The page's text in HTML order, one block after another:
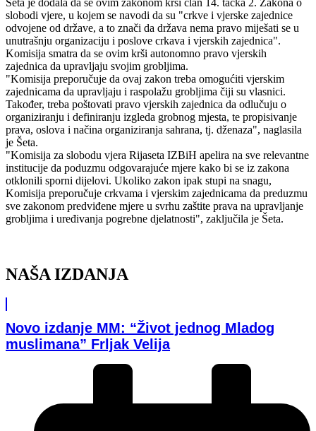
slobodi vjere, u kojem se navodi da su "crkve i vjerske zajednice
odvojene od države, a to znači da država nema pravo miješati se u
unutrašnju organizaciju i poslove crkava i vjerskih zajednica".
Komisija smatra da se ovim krši autonomno pravo vjerskih
zajednica da upravljaju svojim grobljima.
"Komisija preporučuje da ovaj zakon treba omogućiti vjerskim
zajednicama da upravljaju i raspolažu grobljima čiji su vlasnici.
Također, treba poštovati pravo vjerskih zajednica da odlučuju o
organiziranju i definiranju izgleda grobnog mjesta, te propisivanje
prava, oslova i načina organiziranja sahrana, tj. dženaza", naglasila
je Šeta.
"Komisija za slobodu vjera Rijaseta IZBiH apelira na sve relevantne
institucije da poduzmu odgovarajuće mjere kako bi se iz zakona
otklonili sporni dijelovi. Ukoliko zakon ipak stupi na snagu,
Komisija preporučuje crkvama i vjerskim zajednicama da preduzmu
sve zakonom predviđene mjere u svrhu zaštite prava na upravljanje
grobljima i uređivanja pogrebne djelatnosti", zaključila je Šeta.
NAŠA IZDANJA
Novo izdanje MM: “Život jednog Mladog
muslimana” Frljak Velija